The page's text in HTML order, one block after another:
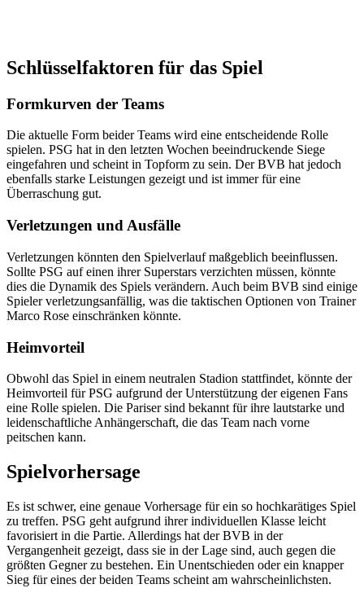
Schlüsselfaktoren für das Spiel
Formkurven der Teams
Die aktuelle Form beider Teams wird eine entscheidende Rolle
spielen. PSG hat in den letzten Wochen beeindruckende Siege
eingefahren und scheint in Topform zu sein. Der BVB hat jedoch
ebenfalls starke Leistungen gezeigt und ist immer für eine
Überraschung gut.
Verletzungen und Ausfälle
Verletzungen könnten den Spielverlauf maßgeblich beeinflussen.
Sollte PSG auf einen ihrer Superstars verzichten müssen, könnte
dies die Dynamik des Spiels verändern. Auch beim BVB sind einige
Spieler verletzungsanfällig, was die taktischen Optionen von Trainer
Marco Rose einschränken könnte.
Heimvorteil
Obwohl das Spiel in einem neutralen Stadion stattfindet, könnte der
Heimvorteil für PSG aufgrund der Unterstützung der eigenen Fans
eine Rolle spielen. Die Pariser sind bekannt für ihre lautstarke und
leidenschaftliche Anhängerschaft, die das Team nach vorne
peitschen kann.
Spielvorhersage
Es ist schwer, eine genaue Vorhersage für ein so hochkarätiges Spiel
zu treffen. PSG geht aufgrund ihrer individuellen Klasse leicht
favorisiert in die Partie. Allerdings hat der BVB in der
Vergangenheit gezeigt, dass sie in der Lage sind, auch gegen die
größten Gegner zu bestehen. Ein Unentschieden oder ein knapper
Sieg für eines der beiden Teams scheint am wahrscheinlichsten.